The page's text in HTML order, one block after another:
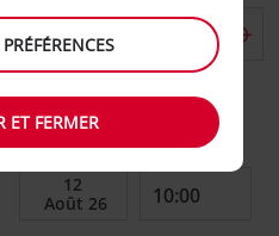
de retour
DATE DE FIN
ET FERMER